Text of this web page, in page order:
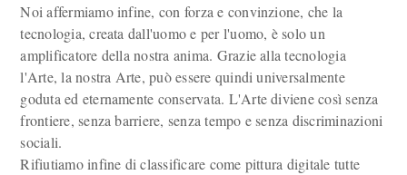
Noi affermiamo infine, con forza e convinzione, che la
tecnologia, creata dall'uomo e per l'uomo, è solo un
amplificatore della nostra anima. Grazie alla tecnologia
l'Arte, la nostra Arte, può essere quindi universalmente
goduta ed eternamente conservata. L'Arte diviene così senza
frontiere, senza barriere, senza tempo e senza discriminazioni
sociali.
Rifiutiamo infine di classificare come pittura digitale tutte